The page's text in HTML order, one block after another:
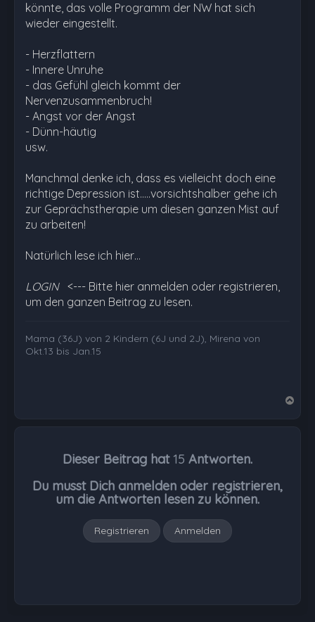
könnte, das volle Programm der NW hat sich
wieder eingestellt.
- Herzflattern
- Innere Unruhe
- das Gefühl gleich kommt der
Nervenzusammenbruch!
- Angst vor der Angst
- Dünn-häutig
usw.
Manchmal denke ich, dass es vielleicht doch eine
richtige Depression ist.....vorsichtshalber gehe ich
zur Geprächstherapie um diesen ganzen Mist auf
zu arbeiten!
Natürlich lese ich hier…
LOGIN <--- Bitte hier anmelden oder registrieren,
um den ganzen Beitrag zu lesen.
Mama (36J) von 2 Kindern (6J und 2J), Mirena von
Okt.13 bis Jan.15
Dieser Beitrag hat 15 Antworten.
Du musst Dich anmelden oder registrieren,
um die Antworten lesen zu können.
Registrieren Anmelden